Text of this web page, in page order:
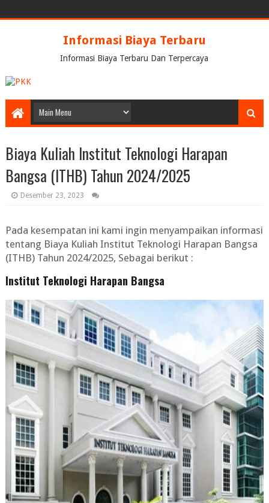
Informasi Biaya Terbaru
Informasi Biaya Terbaru Dan Terpercaya
Biaya Kuliah Institut Teknologi Harapan
Bangsa (ITHB) Tahun 2024/2025
Desember 23, 2023
Pada kesempatan ini kami ingin menyampaikan informasi
tentang Biaya Kuliah Institut Teknologi Harapan Bangsa
(ITHB) Tahun 2024/2025, Sebagai berikut :
Institut Teknologi Harapan Bangsa